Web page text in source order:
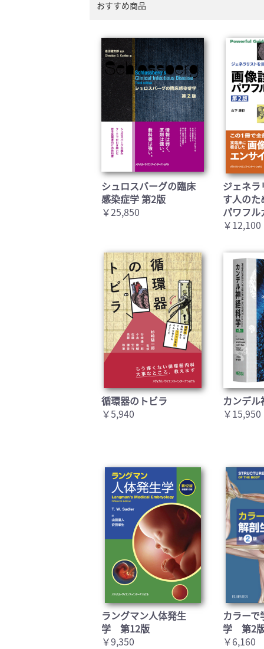
おすすめ商品
シュロスバーグの臨床
感染症学 第2版
￥25,850
ジェネラ
す人のた
パワフル
￥12,100
循環器のトビラ
￥5,940
カンデ
￥15,950
ラングマン人体発生
学 第12版
￥9,350
カラー
学 第2
￥6,160